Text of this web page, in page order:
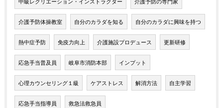
介護予防体操教室 自分のカラダを知る 自分のカラダに興味を持つ
熱中症予防 免疫力向上 介護施設プロデュース 更新研修
応急手当普及員 岐阜市消防本部 インプット
心理カウンセリング１級 ケアストレス 解消方法 自主学習
応急手当指導員 救急法救急員